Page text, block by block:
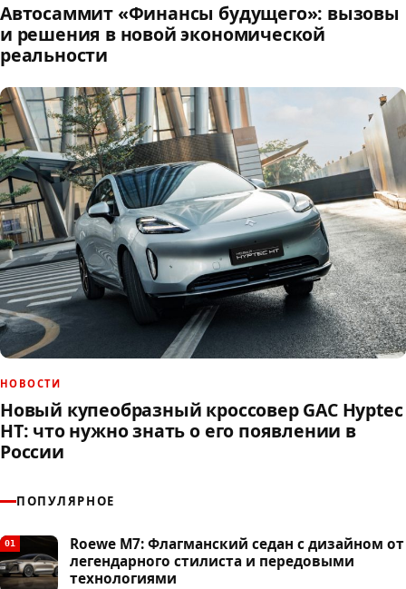
Автосаммит «Финансы будущего»: вызовы
и решения в новой экономической
реальности
НОВОСТИ
Новый купеобразный кроссовер GAC Hyptec
HT: что нужно знать о его появлении в
России
ПОПУЛЯРНОЕ
01
Roewe M7: Флагманский седан с дизайном от
легендарного стилиста и передовыми
технологиями